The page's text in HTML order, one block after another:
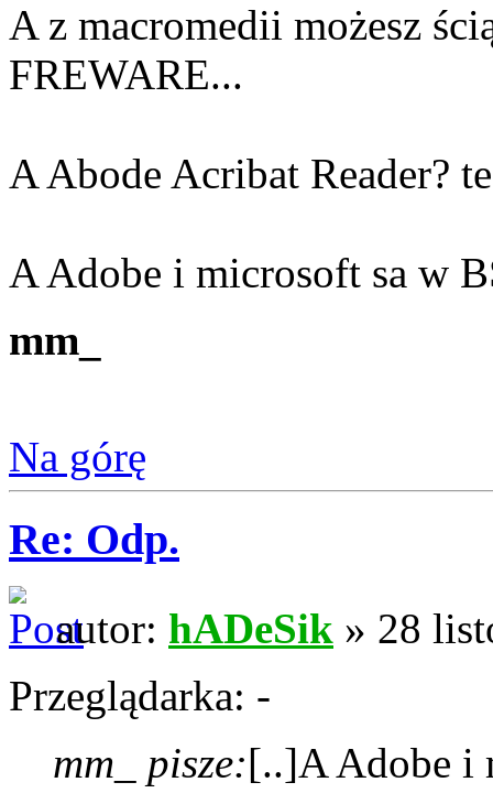
A z macromedii możesz
FREWARE...
A Abode Acribat Reader?
A Adobe i microsoft sa w
mm_
Na górę
Re: Odp.
autor: hADeSik » 28
Przeglądarka: -
mm_ pisze:[..]A Adobe i